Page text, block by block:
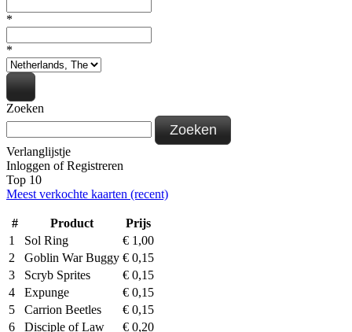
*
*
Zoeken
Zoeken
Verlanglijstje
Inloggen ofRegistreren
Top 10
Meest verkochte kaarten (recent)
# Product
Prijs
1
Sol Ring € 1,00
2
Goblin War Buggy € 0,15
3
Scryb Sprites € 0,15
4
Expunge € 0,15
5
Carrion Beetles € 0,15
6
Disciple of Law € 0,20